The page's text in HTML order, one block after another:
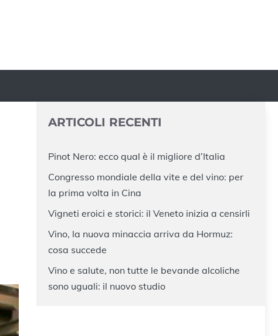
ARTICOLI RECENTI
Pinot Nero: ecco qual è il migliore d’Italia
Congresso mondiale della vite e del vino: per
la prima volta in Cina
Vigneti eroici e storici: il Veneto inizia a censirli
Vino, la nuova minaccia arriva da Hormuz:
cosa succede
Vino e salute, non tutte le bevande alcoliche
sono uguali: il nuovo studio